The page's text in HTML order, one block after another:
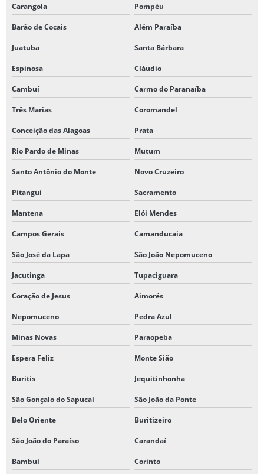
Carangola Pompéu
Barão de Cocais Além Paraíba
Juatuba Santa Bárbara
Espinosa Cláudio
Cambuí Carmo do Paranaíba
Três Marias Coromandel
Conceição das Alagoas Prata
Rio Pardo de Minas Mutum
Santo Antônio do Monte Novo Cruzeiro
Pitangui Sacramento
Mantena Elói Mendes
Campos Gerais Camanducaia
São José da Lapa São João Nepomuceno
Jacutinga Tupaciguara
Coração de Jesus Aimorés
Nepomuceno Pedra Azul
Minas Novas Paraopeba
Espera Feliz Monte Sião
Buritis Jequitinhonha
São Gonçalo do Sapucaí São João da Ponte
Belo Oriente Buritizeiro
São João do Paraíso Carandaí
Bambuí Corinto